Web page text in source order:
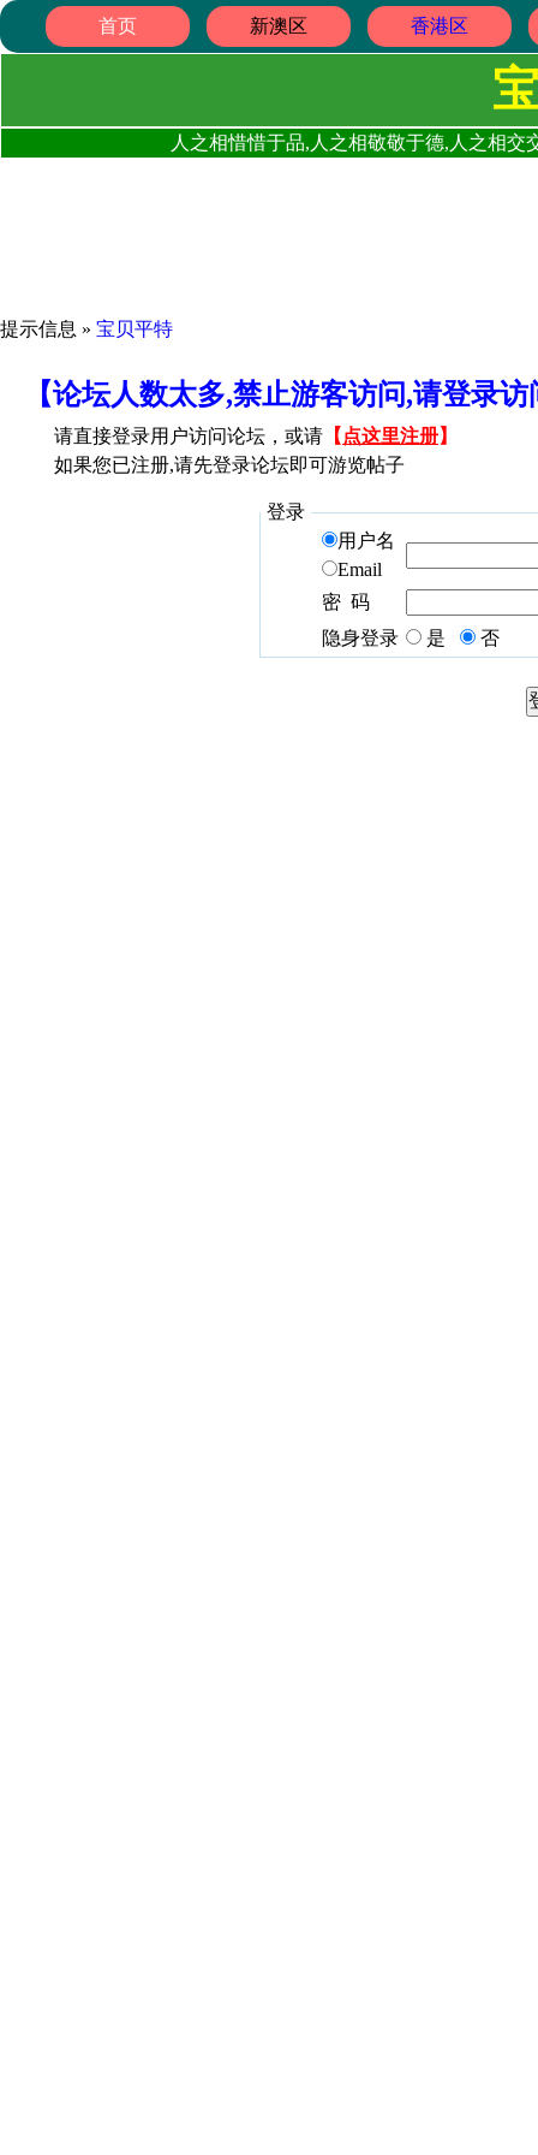
首页 新澳区 香港区
人之相惜惜于品,人之相敬敬于德,人之相
提示信息 » 宝贝平特
【论坛人数太多,禁止游客访问,请登录
请直接登录用户访问论坛，或请 【 点这里注册】
如果您已注册,请先登录论坛即可游览帖子
登录
用户名
Email
密 码
隐身登录
是 否